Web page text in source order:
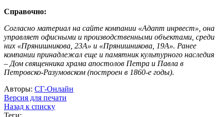
Справочно:
Согласно материал на сайте компании «Адапт инрвест», она
управляет офисными и производственными объектами, среди
них «Прянишникова, 23А» и «Прянишникова, 19А». Ранее
компании принадлежал еще и памятник культурного наследия
– Дом священника храма апостолов Петра и Павла в
Петровско-Разумовском (построен в 1860-е годы).
Авторы: СГ-Онлайн
Версия для печати
Назад к списку